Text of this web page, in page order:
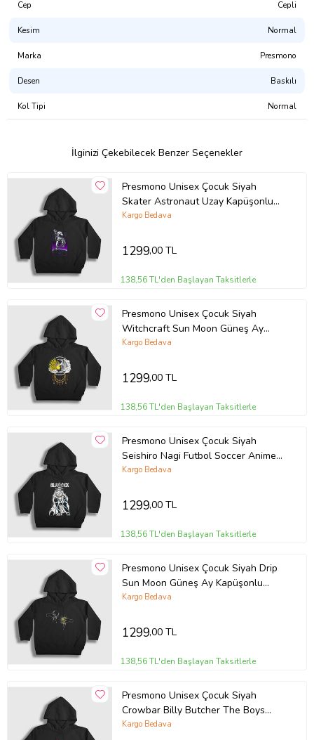
sertifikalı, CPSIA uyumlu, GOTS onaylı, Su Bazlı Pigment Boya)
Tasarımı Şu Ürünlerde Satın Alabilirsiniz:
Erkek Tişört
Çocuk Tişört
Kapşonsuz Sweatshirt
kcm5600440
Cep Cepli
Kesim Normal
Marka Presmono
Desen Baskılı
Kol Tipi Normal
İlginizi Çekebilecek Benzer Seçenekler
Presmono Unisex Çocuk Siyah
Skater Astronaut Uzay Kapüşonlu
Sweatshirt 289997tt
Kargo Bedava
1299,00 TL
138,56 TL'den Başlayan Taksitlerle
Presmono Unisex Çocuk Siyah
Witchcraft Sun Moon Güneş Ay
Kapüşonlu Sweatshirt 415448tt
Kargo Bedava
1299,00 TL
138,56 TL'den Başlayan Taksitlerle
Presmono Unisex Çocuk Siyah
Seishiro Nagi Futbol Soccer Anime
Bluelock Kapüşonlu Sweatshirt
Kargo Bedava
1299,00 TL
138,56 TL'den Başlayan Taksitlerle
Presmono Unisex Çocuk Siyah Drip
Sun Moon Güneş Ay Kapüşonlu
Sweatshirt 398518tt
Kargo Bedava
1299,00 TL
138,56 TL'den Başlayan Taksitlerle
Presmono Unisex Çocuk Siyah
Crowbar Billy Butcher The Boys
Kapüşonlu Sweatshirt 457968tt
Kargo Bedava